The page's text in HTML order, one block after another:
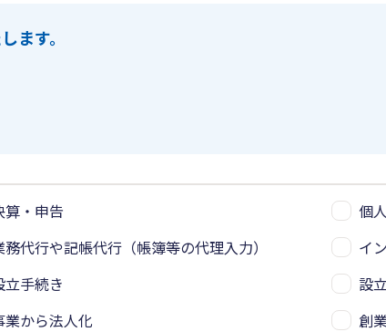
ます。
算・申告
個
代行や記帳代行（帳簿等の代理入力）
イ
立手続き
設
業から法人化
創